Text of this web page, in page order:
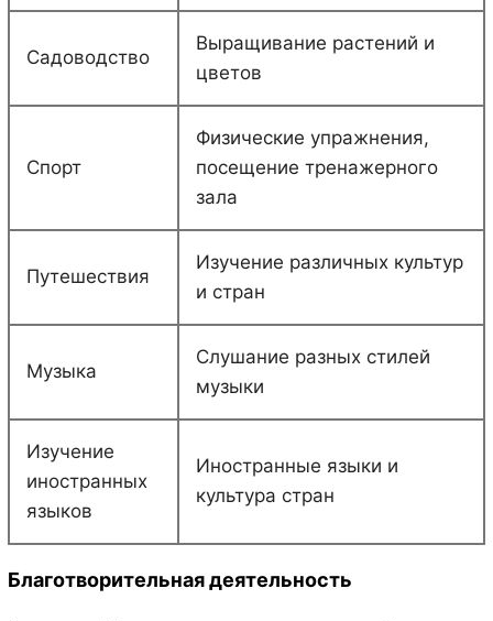
Садоводство
Выращивание растений и
цветов
Спорт
Физические упражнения,
посещение тренажерного
зала
Путешествия
Изучение различных культур
и стран
Музыка
Слушание разных стилей
музыки
Изучение
иностранных
языков
Иностранные языки и
культура стран
Благотворительная деятельность